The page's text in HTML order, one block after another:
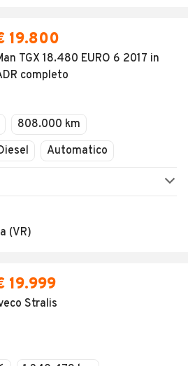
19.800
TGX 18.480 EURO 6 2017 in
completo
808.000 km
Automatico
(VR)
19.999
Stralis